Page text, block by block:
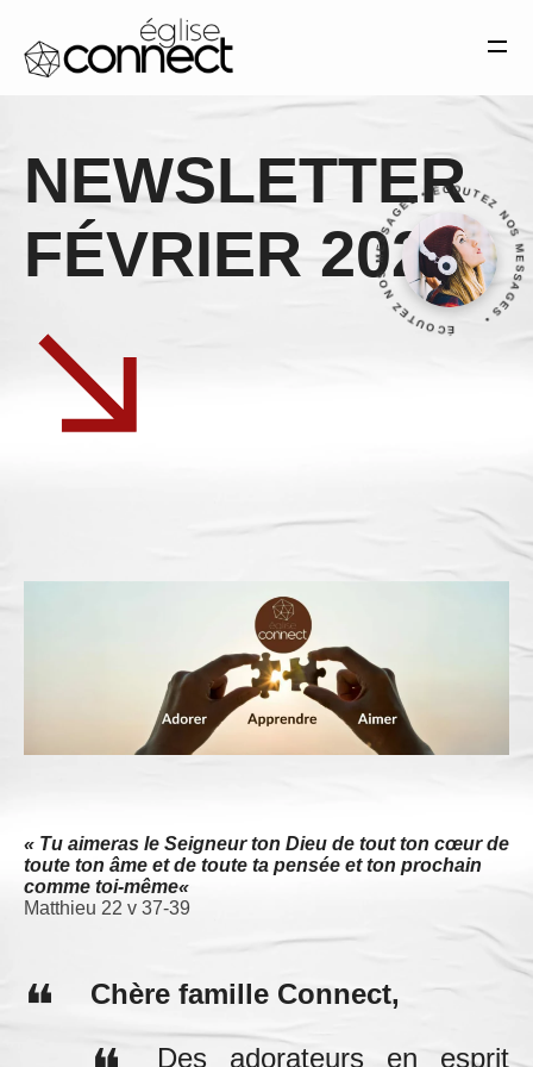
ÉCOUTEZ NOS MESSAGES • ÉCOUTEZ NOS MESSAGES •
NEWSLETTER
FÉVRIER 2026
« Tu aimeras le Seigneur ton Dieu de tout ton cœur de
toute ton âme et de toute ta pensée et ton prochain
comme toi-même«
Matthieu 22 v 37-39
Chère famille Connect,
Des adorateurs en esprit
SITE RÉALISÉ PAR SANDRO